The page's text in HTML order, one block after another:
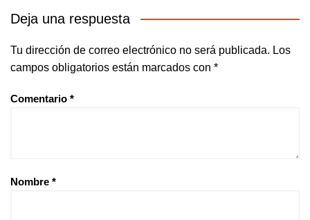
Deja una respuesta
Tu dirección de correo electrónico no será publicada. Los
campos obligatorios están marcados con *
Comentario *
Nombre *